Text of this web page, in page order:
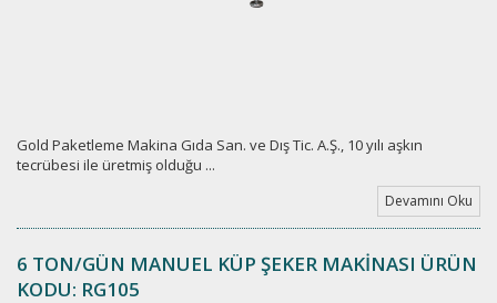
Gold Paketleme Makina Gıda San. ve Dış Tic. A.Ş., 10 yılı aşkın
tecrübesi ile üretmiş olduğu ...
Devamını Oku
6 TON/GÜN MANUEL KÜP ŞEKER MAKİNASI ÜRÜN
KODU: RG105